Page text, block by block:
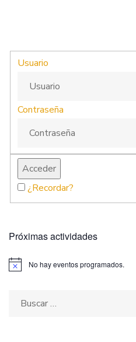
Usuario
Contraseña
¿Recordar?
Próximas actividades
No hay eventos programados.